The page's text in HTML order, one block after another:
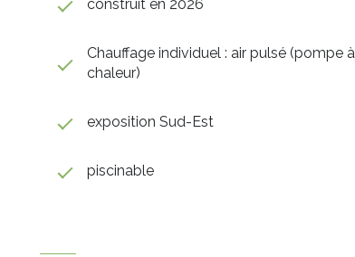
construit en 2026
Chauffage individuel : air pulsé (pompe à
chaleur)
exposition Sud-Est
piscinable